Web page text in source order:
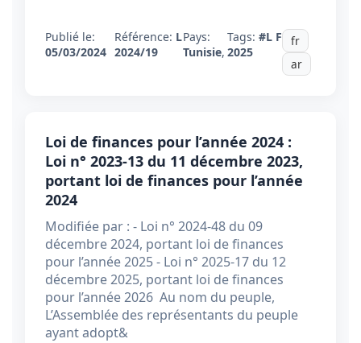
Publié le:
05/03/2024
Référence: L
2024/19
Pays:
Tunisie,
Tags: #L F
2025
fr
ar
Loi de finances pour l’année 2024 :
Loi n° 2023-13 du 11 décembre 2023,
portant loi de finances pour l’année
2024
Modifiée par : - Loi n° 2024-48 du 09
décembre 2024, portant loi de finances
pour l’année 2025 - Loi n° 2025-17 du 12
décembre 2025, portant loi de finances
pour l’année 2026 Au nom du peuple,
L’Assemblée des représentants du peuple
ayant adopt&